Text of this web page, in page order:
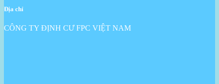
Địa chỉ
CÔNG TY ĐỊNH CƯ FPC VIỆT NAM